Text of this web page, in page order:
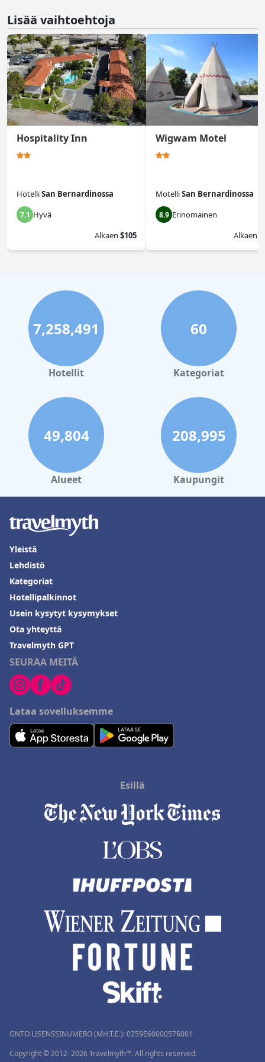
Lisää vaihtoehtoja
Hospitality Inn
HotelliSan Bernardinossa
7.1 Hyvä
Alkaen $105
Wigwam Motel
MotelliSan Bernardinossa
8.9 Erinomainen
Alkaen
7,258,491
Hotellit
60
Kategoriat
49,804
Alueet
208,995
Kaupungit
SEURAA MEITÄ
Lataa sovelluksemme
Yleistä
Lehdistö
Kategoriat
Hotellipalkinnot
Usein kysytyt kysymykset
Ota yhteyttä
Travelmyth GPT
Esillä
GNTO LISENSSINUMERO (MH.T.E.): 0259Ε60000576001
Copyright © 2012–2026 Travelmyth™. All rights reserved.